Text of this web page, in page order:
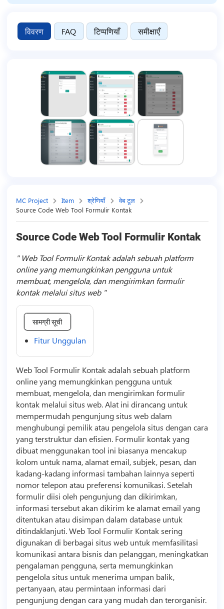
विवरण FAQ टिप्पणियाँ समीक्षाएँ
MC Project Item श्रेणियाँ
वेब टूल
Source Code Web Tool Formulir Kontak
Source Code Web Tool Formulir Kontak
Web Tool Formulir Kontak adalah sebuah platform
online yang memungkinkan pengguna untuk
membuat, mengelola, dan mengirimkan formulir
kontak melalui situs web
सामग्री सूची
Fitur Unggulan
Web Tool Formulir Kontak adalah sebuah platform
online yang memungkinkan pengguna untuk
membuat, mengelola, dan mengirimkan formulir
kontak melalui situs web. Alat ini dirancang untuk
mempermudah pengunjung situs web dalam
menghubungi pemilik atau pengelola situs dengan cara
yang terstruktur dan efisien. Formulir kontak yang
dibuat menggunakan tool ini biasanya mencakup
kolom untuk nama, alamat email, subjek, pesan, dan
kadang-kadang informasi tambahan lainnya seperti
nomor telepon atau preferensi komunikasi. Setelah
formulir diisi oleh pengunjung dan dikirimkan,
informasi tersebut akan dikirim ke alamat email yang
ditentukan atau disimpan dalam database untuk
ditindaklanjuti. Web Tool Formulir Kontak sering
digunakan di berbagai situs web untuk memfasilitasi
komunikasi antara bisnis dan pelanggan, meningkatkan
pengalaman pengguna, serta memungkinkan
pengelola situs untuk menerima umpan balik,
pertanyaan, atau permintaan informasi dari
pengunjung dengan cara yang mudah dan terorganisir.